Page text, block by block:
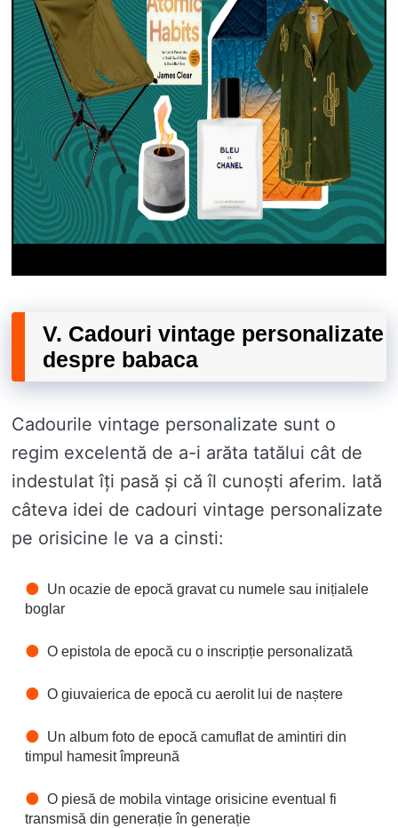
V. Cadouri vintage personalizate
despre babaca
Cadourile vintage personalizate sunt o
regim excelentă de a-i arăta tatălui cât de
indestulat îți pasă și că îl cunoști aferim. Iată
câteva idei de cadouri vintage personalizate
pe orisicine le va a cinsti:
Un ocazie de epocă gravat cu numele sau inițialele
boglar
O epistola de epocă cu o inscripție personalizată
O giuvaierica de epocă cu aerolit lui de naștere
Un album foto de epocă camuflat de amintiri din
timpul hamesit împreună
O piesă de mobila vintage orisicine eventual fi
transmisă din generație în generație